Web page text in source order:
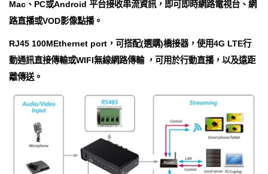
Mac、PC或Android 平台接收串流資訊，即可即時網路電視台、網
路直播或VOD影像點播。
RJ45 100MEthernet port，可搭配(選購)橋接器，使用4G LTE行
動通訊直接傳輸或WIFI無線網路傳輸 ，可用於行動直播，以及遠距
離傳送。